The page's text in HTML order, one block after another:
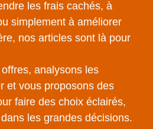
les frais cachés, à
simplement à améliorer
nos articles sont là pour
analysons les
et vous proposons des
faire des choix éclairés,
les grandes décisions.